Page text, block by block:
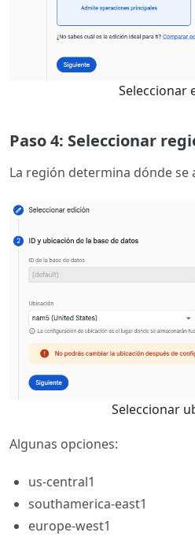
Seleccionar
Paso 4: Seleccionar
La región determina dónde se
Seleccionar
Algunas opciones:
us-central1
southamerica-east1
europe-west1